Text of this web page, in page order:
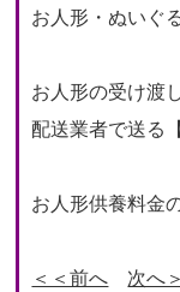
お人形・ぬいぐ
お人形の受け渡
配送業者で送る
お人形供養料金
＜＜前へ 次へ